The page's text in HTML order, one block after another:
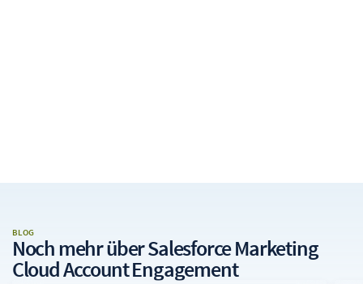
BLOG
Noch mehr überSalesforce Marketing
Cloud Account Engagement